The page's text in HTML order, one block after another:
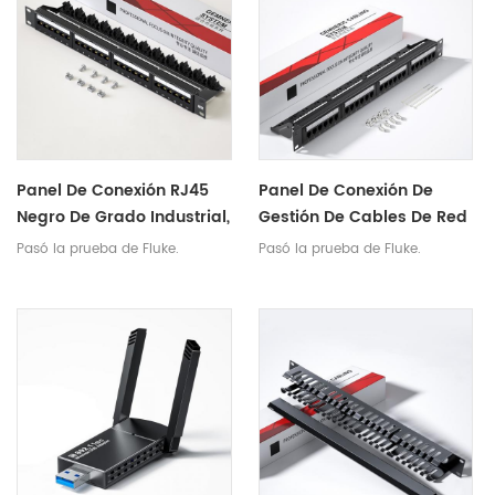
Panel De Conexión RJ45
Negro De Grado Industrial,
Gestión De Cables De
Distribución De Fibra
Óptica Cat5 De 24 Puertos
De 19 Pulgadas
Pasó la prueba de Fluke.
Panel De Conexión De
Gestión De Cables De Red
RJ45 De Metal Sin Blindaje
Pasó la prueba de Fluke.